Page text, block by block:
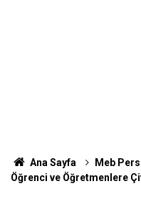
Ana Sayfa Meb
Öğrenci ve Öğretmenlere